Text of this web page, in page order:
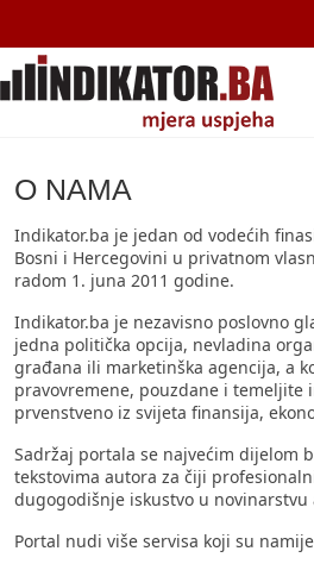
O NAMA
Indikator.ba je jedan od vodećih
Bosni i Hercegovini u privatnom
radom 1. juna 2011 godine.
Indikator.ba je nezavisno poslovno
jedna politička opcija, nevladina
građana ili marketinška agencija, a
pravovremene, pouzdane i temeljite
prvenstveno iz svijeta finansija,
Sadržaj portala se najvećim dijelom
tekstovima autora za čiji
dugogodišnje iskustvo u novinarstvu
Portal nudi više servisa koji su